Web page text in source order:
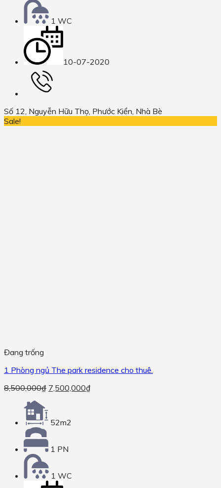
1 WC
10-07-2020
Số 12, Nguyễn Hữu Thọ, Phước Kiển, Nhà Bè
Sale!
Đang trống
1 Phòng ngủ The park residence cho thuê.
8,500,000₫ 7,500,000₫
52m2
1 PN
1 WC